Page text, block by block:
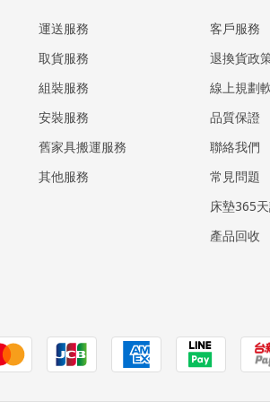
運送服務
取貨服務
組裝服務
安裝服務
​舊家具搬運服務
其他服務
客戶服務
退換貨政
線上規劃
品質保證
聯絡我們
常見問題
床墊365
產品回收